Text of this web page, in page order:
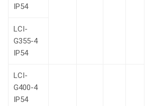
IP54
LCI-
G355-4
IP54
LCI-
G400-4
IP54